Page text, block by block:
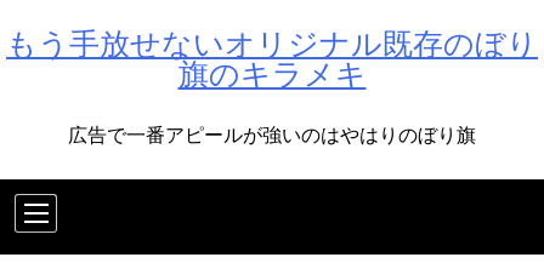
toもう手放せないオリジナル既存のぼり
旗のキラメキ
広告で一番アピールが強いのはやはりのぼり旗